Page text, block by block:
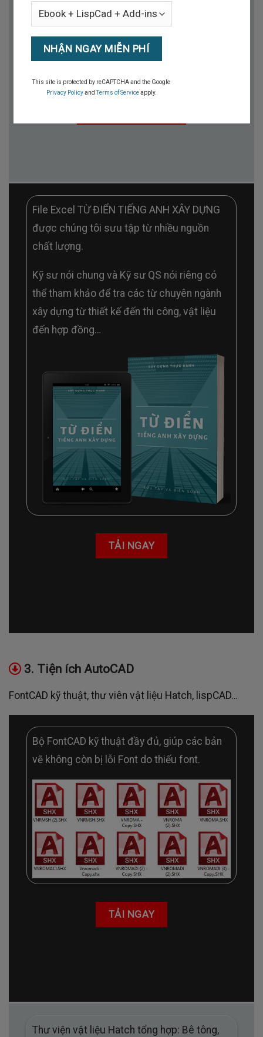
TẢI NGAY
File Excel TỪ ĐIỂN TIẾNG ANH XÂY DỰNG
được chúng tôi sưu tập từ nhiều nguồn
chất lượng.
Kỹ sư nói chung và Kỹ sư QS nói riêng có
thể tham khảo để tra các từ chuyên ngành
xây dựng từ thiết kế đến thi công, vật liệu
đến hợp đồng…
TẢI NGAY
3. Tiện ích AutoCAD
FontCAD kỹ thuật, thư viên vật liệu Hatch, lispCAD…
Bộ FontCAD kỹ thuật đầy đủ, giúp các bản
vẽ không còn bị lỗi Font do thiếu font.
TẢI NGAY
Thư viện vật liệu Hatch tổng hợp: Bê tông,
This site is protected by reCAPTCHA and the Google
Privacy Policyand Terms of Serviceapply.